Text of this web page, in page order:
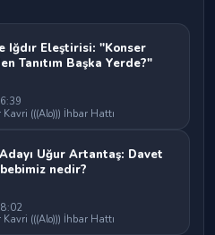
Iğdır Eleştirisi: "Konser
Tanıtım Başka Yerde?"
(((Alo))) İhbar Hattı
Uğur Artantaş: Davet
nedir?
(((Alo))) İhbar Hattı